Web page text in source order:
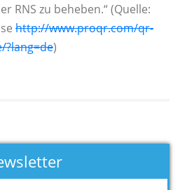
RNS zu beheben.“ (Quelle:
http://www.proqr.com/qr-
?lang=de)